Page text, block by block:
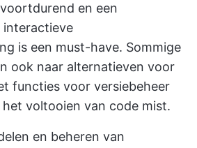
en een
interactieve
is een must-have. Sommige
ook naar alternatieven voor
functies voor versiebeheer
voltooien van code mist.
en beheren van